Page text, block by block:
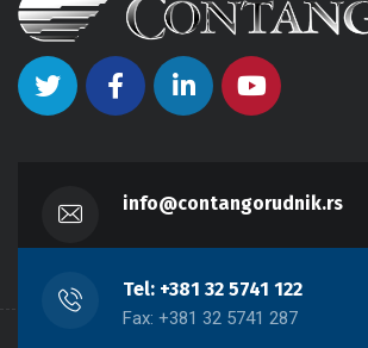
info@contangorudnik.rs
Tel: +381 32 5741 122
Fax: +381 32 5741 287